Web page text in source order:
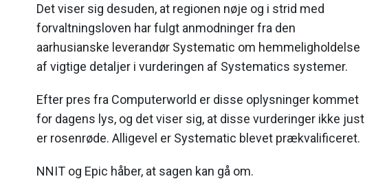
Det viser sig desuden, at regionen nøje og i strid med
forvaltningsloven har fulgt anmodninger fra den
aarhusianske leverandør Systematic om hemmeligholdelse
af vigtige detaljer i vurderingen af Systematics systemer.
Efter pres fra Computerworld er disse oplysninger kommet
for dagens lys, og det viser sig, at disse vurderinger ikke just
er rosenrøde. Alligevel er Systematic blevet prækvalificeret.
NNIT og Epic håber, at sagen kan gå om.